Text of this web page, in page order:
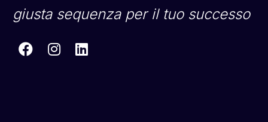
giusta sequenza per il tuo successo